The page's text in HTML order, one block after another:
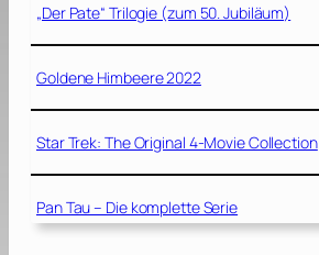
„Der Pate“ Trilogie (zum 50. Jubiläum)
Goldene Himbeere 2022
Star Trek: The Original 4-Movie Collection
Pan Tau – Die komplette Serie